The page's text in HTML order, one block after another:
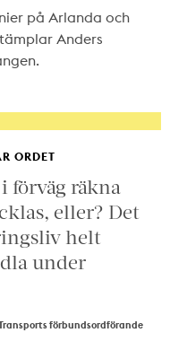
på Arlanda och
Anders
ORDET
förväg räkna
eller? Det
helt
under
förbundsordförande